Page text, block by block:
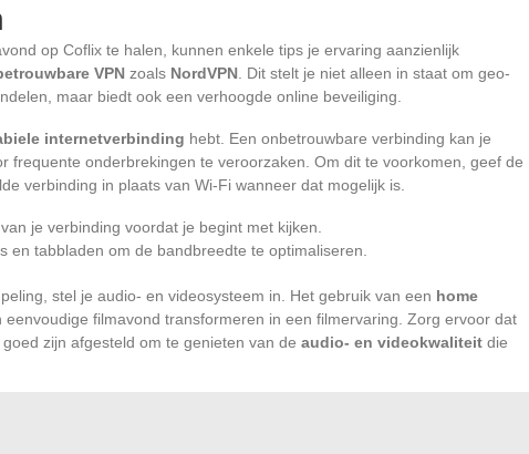
op Coflix te halen, kunnen enkele tips je ervaring aanzienlijk
VPN zoals NordVPN . Dit stelt je niet alleen in staat om geo-
maar biedt ook een verhoogde online beveiliging.
internetverbinding hebt. Een onbetrouwbare verbinding kan je
frequente onderbrekingen te veroorzaken. Om dit te voorkomen, geef de
verbinding in plaats van Wi-Fi wanneer dat mogelijk is.
je verbinding voordat je begint met kijken.
en tabbladen om de bandbreedte te optimaliseren.
stel je audio- en videosysteem in. Het gebruik van een home
eenvoudige filmavond transformeren in een filmervaring. Zorg ervoor dat
zijn afgesteld om te genieten van de audio- en videokwaliteit die